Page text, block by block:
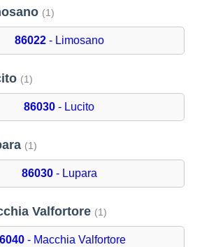
(1)
86022- Limosano
(1)
86030 - Lucito
(1)
86030- Lupara
Valfortore (1)
- Macchia Valfortore